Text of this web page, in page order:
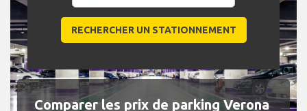
Comparer les prix de parking Verona